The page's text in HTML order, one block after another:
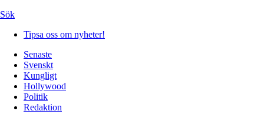
Sök
Tipsa oss om nyheter!
Senaste
Svenskt
Kungligt
Hollywood
Politik
Redaktion